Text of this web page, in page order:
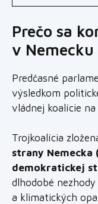
Prečo sa
v Nemecku
Predčasné
výsledkom
vládnej koalície
Trojkoalícia
strany Nemecka
demokratickej
dlhodobé
a klimatických